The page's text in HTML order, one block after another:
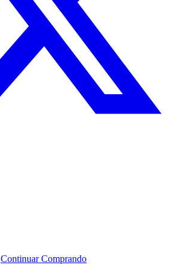
Continuar Comprando